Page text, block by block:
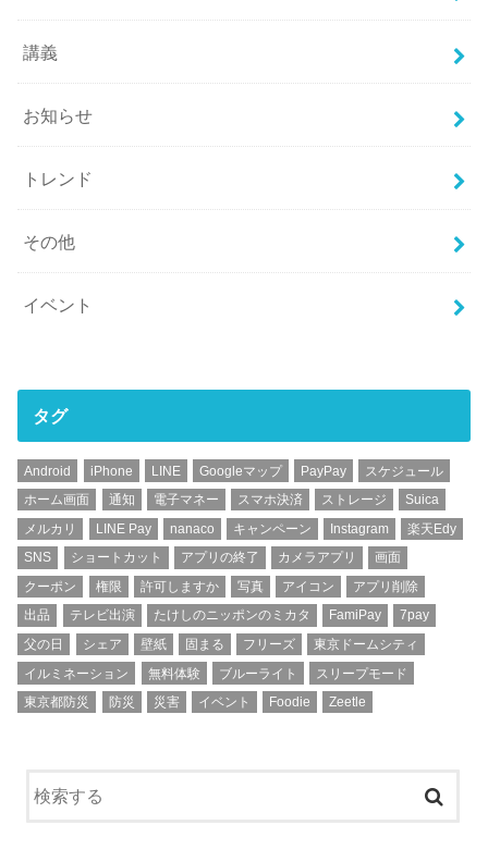
講義
お知らせ
トレンド
その他
イベント
タグ
Android iPhone LINE Googleマップ PayPay
スケジュール
ホーム画面
通知 電子マネー スマホ決済 ストレージ
Suica
メルカリ
LINE Pay nanaco キャンペーン Instagram
楽天Edy
SNS
ショートカット アプリの終了 カメラアプリ
画面
クーポン
権限 許可しますか 写真 アイコン
アプリ削除
出品
テレビ出演 たけしのニッポンのミカタ FamiPay
7pay
父の日
シェア 壁紙 固まる フリーズ
東京ドームシティ
イルミネーション
無料体験 ブルーライト
スリープモード
東京都防災
防災 災害 イベント Foodie Zeetle